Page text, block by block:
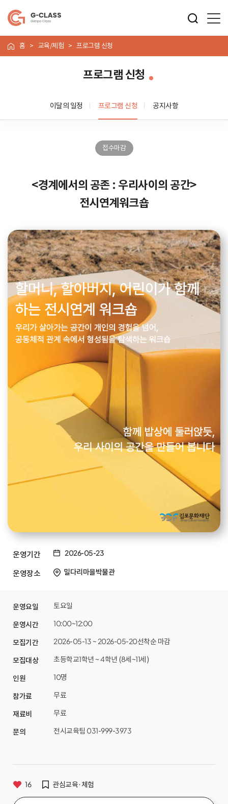
홈 교육/체험 프로그램 신청
프로그램 신청
이달의 일정 프로그램 신청 공지사항
접수마감
<경계에서의 공존 : 우리사이의 공간>
전시연계워크숍
운영기간 2026-05-23
운영장소 밀다리마을박물관
운영요일 토요일
운영시간 10:00~12:00
모집기간 2026-05-13 ~ 2026-05-20선착순 마감
모집대상 초등학교1학년 ~ 4학년 (8세~11세)
인원 10명
참가료 무료
재료비 무료
문의 전시교육팀 031-999-3973
16 관심교육·체험